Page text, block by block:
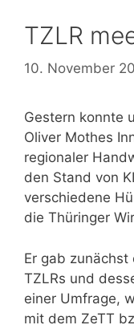
TZLR
10. November
Gestern konnte
Oliver Mothes
regionaler
den Stand von
verschiedene
die Thüringer
Er gab
TZLRs und
einer Umfrage,
mit dem ZeTT